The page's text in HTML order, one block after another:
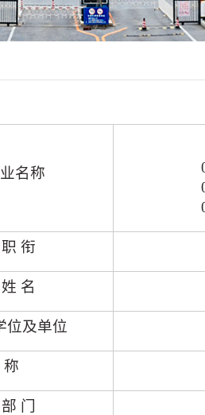
名称
衔
名
位及单位
称
门